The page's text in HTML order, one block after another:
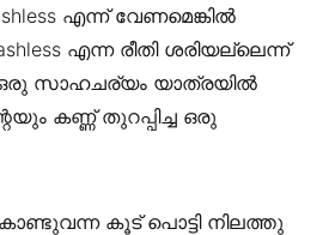
എന്ന് വേണമെങ്കിൽ
എന്ന രീതി ശരിയല്ലെന്ന്
ഒരു സാഹചര്യം യാത്രയിൽ
കണ്ണ് തുറപ്പിച്ച ഒരു
കൂട് പൊട്ടി നിലത്തു